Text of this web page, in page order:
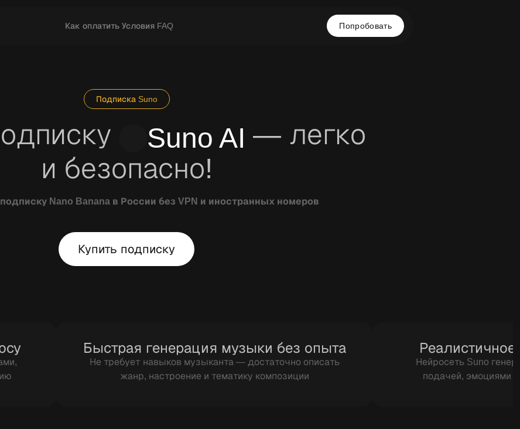
Как оплатить Условия FAQ Попробовать
Попробовать
Подписка Suno
Suno AI — легко
и безопасно!
Nano Banana в России без VPN и иностранных номеров
Купить подписку
Быстрая генерация музыки без опыта
Не требует навыков музыканта — достаточно описать
жанр, настроение и тематику композиции
Нейросеть Suno
подачей, эмоциями